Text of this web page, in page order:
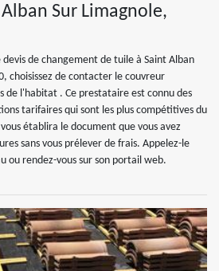
Sur Limagnole,
de changement de tuile à Saint Alban
choisissez de contacter le couvreur
de l'habitat . Ce prestataire est connu des
tarifaires qui sont les plus compétitives du
établira le document que vous avez
sans vous prélever de frais. Appelez-le
ou rendez-vous sur son portail web.